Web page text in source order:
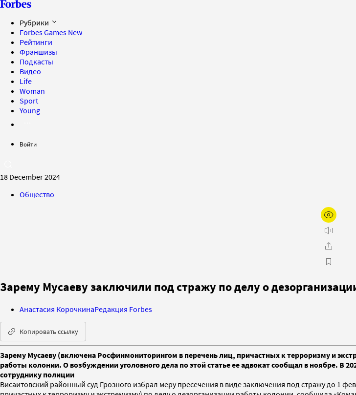
Рубрики
Forbes Games New
Рейтинги
Франшизы
Подкасты
Видео
Life
Woman
Sport
Young
Войти
18 December 2024
Общество
Зарему Мусаеву заключили под стражу по делу о
Анастасия КорочкинаРедакция Forbes
Копировать ссылку
Зарему Мусаеву (включена Росфинмониторингом в перечень лиц, причастных к терроризму и
работы колонии. О возбуждении уголовного дела по этой статье ее адвокат сообщал в ноябре. В
сотруднику полиции
Висаитовский районный суд Грозного избрал меру пресечения в виде заключения под стражу до 1